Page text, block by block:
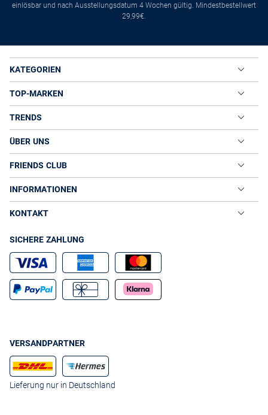
einlösbar und nach Ausstellungsdatum 4 Wochen gültig. Mindestbestellwert
29,99€.
KATEGORIEN
TOP-MARKEN
TRENDS
ÜBER UNS
FRIENDS CLUB
INFORMATIONEN
KONTAKT
SICHERE ZAHLUNG
VERSANDPARTNER
Lieferung nur in Deutschland